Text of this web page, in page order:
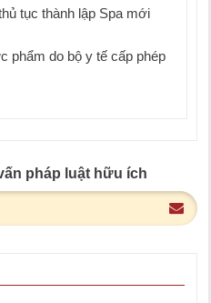
tục thành lập Spa mới
phẩm do bộ y tế cấp phép
pháp luật hữu ích